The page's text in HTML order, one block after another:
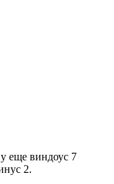
еще виндоус 7
2.